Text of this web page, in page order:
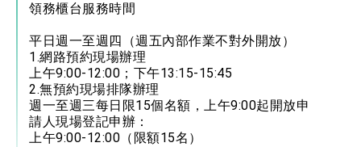
領務櫃台服務時間
平日週一至週四（週五內部作業不對外開放）
1.網路預約現場辦理
上午9:00-12:00；下午13:15-15:45
2.無預約現場排隊辦理
週一至週三每日限15個名額，上午9:00起開放申
請人現場登記申辦：
上午9:00-12:00（限額15名）